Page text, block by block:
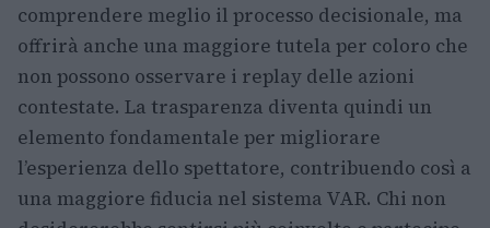
comprendere meglio il processo decisionale, ma
offrirà anche una maggiore tutela per coloro che
non possono osservare i replay delle azioni
contestate. La trasparenza diventa quindi un
elemento fondamentale per migliorare
l’esperienza dello spettatore, contribuendo così a
una maggiore fiducia nel sistema VAR. Chi non